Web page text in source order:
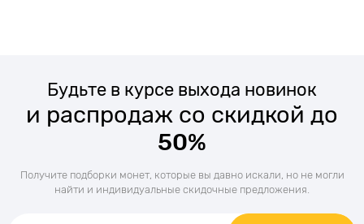
Будьте в курсе выхода новинок
и распродаж со скидкой до
50%
Получите подборки монет, которые вы давно искали, но не могли
найти и индивидуальные скидочные предложения.